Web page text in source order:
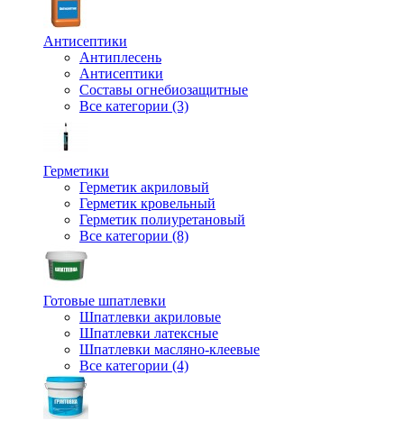
Антисептики
Антиплесень
Антисептики
Составы огнебиозащитные
Все категории (3)
Герметики
Герметик акриловый
Герметик кровельный
Герметик полиуретановый
Все категории (8)
Готовые шпатлевки
Шпатлевки акриловые
Шпатлевки латексные
Шпатлевки масляно-клеевые
Все категории (4)